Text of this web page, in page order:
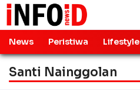
News Peristiwa Lifestyle
Santi Nainggolan